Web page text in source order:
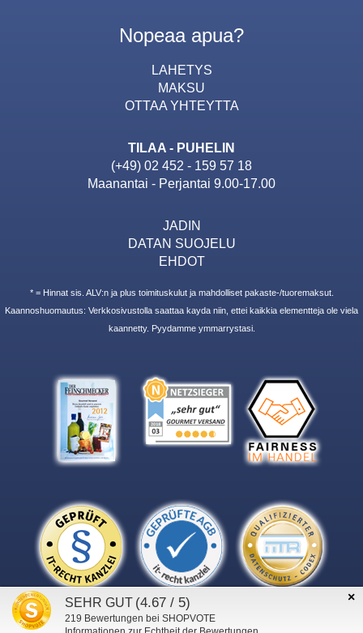
Nopeaa apua?
LAHETYS
MAKSU
OTTAA YHTEYTTA
TILAA - PUHELIN
(+49) 02 452 - 159 57 18
Maanantai - Perjantai 9.00-17.00
JADIN
DATAN SUOJELU
EHDOT
* = Hinnat sis. ALV:n ja plus toimituskulut ja mahdolliset pakaste-/tuoremaksut.
Kaannoshuomautus: Verkkosivustolla saattaa kayda niin, ettei kaikkia elementteja ole viela
kaannetty. Pyydamme ymmarrystasi.
×
SEHR GUT (4.67 / 5)
219 Bewertungen bei SHOPVOTE